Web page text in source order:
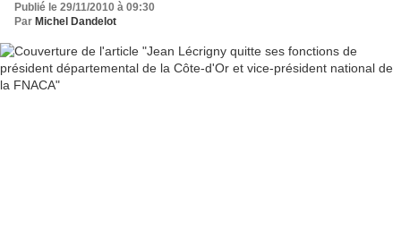
Publié le 29/11/2010 à 09:30
Par Michel Dandelot